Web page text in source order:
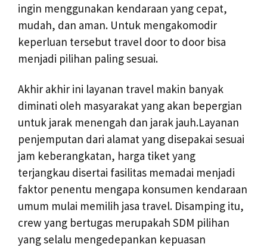
ingin menggunakan kendaraan yang cepat,
mudah, dan aman. Untuk mengakomodir
keperluan tersebut travel door to door bisa
menjadi pilihan paling sesuai.
Akhir akhir ini layanan travel makin banyak
diminati oleh masyarakat yang akan bepergian
untuk jarak menengah dan jarak jauh.Layanan
penjemputan dari alamat yang disepakai sesuai
jam keberangkatan, harga tiket yang
terjangkau disertai fasilitas memadai menjadi
faktor penentu mengapa konsumen kendaraan
umum mulai memilih jasa travel. Disamping itu,
crew yang bertugas merupakah SDM pilihan
yang selalu mengedepankan kepuasan